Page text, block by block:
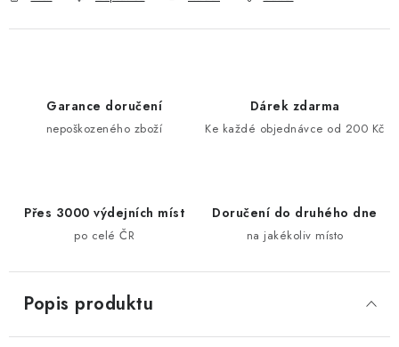
Garance doručení
nepoškozeného zboží
Dárek zdarma
Ke každé objednávce od 200 Kč
Přes 3000 výdejních míst
po celé ČR
Doručení do druhého dne
na jakékoliv místo
Popis produktu